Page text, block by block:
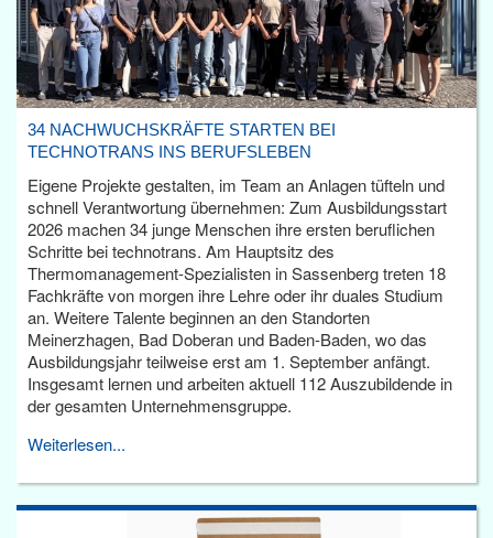
34 NACHWUCHSKRÄFTE STARTEN BEI
TECHNOTRANS INS BERUFSLEBEN
Eigene Projekte gestalten, im Team an Anlagen tüfteln und
schnell Verantwortung übernehmen: Zum Ausbildungsstart
2026 machen 34 junge Menschen ihre ersten beruflichen
Schritte bei technotrans. Am Hauptsitz des
Thermomanagement-Spezialisten in Sassenberg treten 18
Fachkräfte von morgen ihre Lehre oder ihr duales Studium
an. Weitere Talente beginnen an den Standorten
Meinerzhagen, Bad Doberan und Baden-Baden, wo das
Ausbildungsjahr teilweise erst am 1. September anfängt.
Insgesamt lernen und arbeiten aktuell 112 Auszubildende in
der gesamten Unternehmensgruppe.
Weiterlesen...